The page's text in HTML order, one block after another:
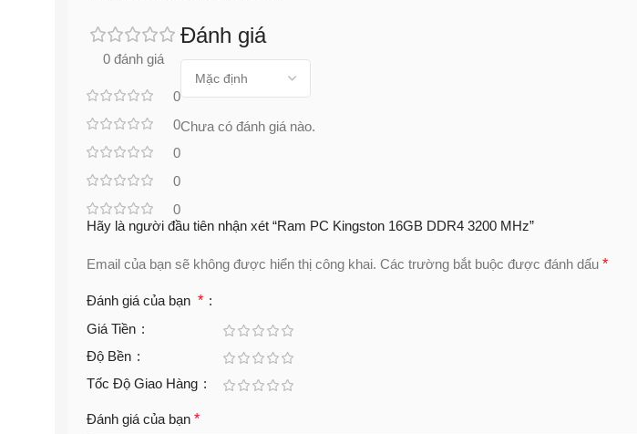
0 đánh giá
0
0
0
0
0
Đánh giá
Chưa có đánh giá nào.
Hãy là người đầu tiên nhận xét “Ram PC Kingston 16GB DDR4 3200 MHz”
Email của bạn sẽ không được hiển thị công khai. Các trường bắt buộc được đánh dấu *
Đánh giá của bạn *
Giá Tiền
Độ Bền
Tốc Độ Giao Hàng
Đánh giá của bạn *